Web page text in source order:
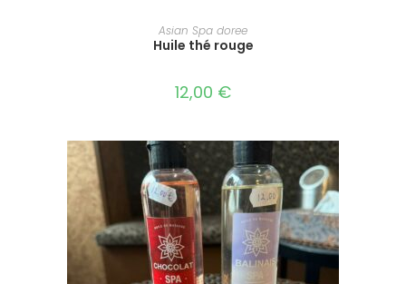
AJOUTER AU PANIER
Asian Spa doree
Huile thé rouge
12,00 €